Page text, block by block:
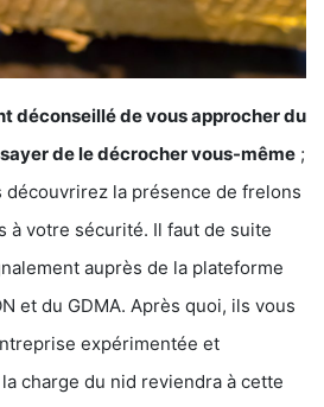
déconseillé de vous approcher du
de le décrocher vous-même ;
découvrirez la présence de frelons
à votre sécurité. Il faut de suite
auprès de la plateforme
et du GDMA. Après quoi, ils vous
expérimentée et
charge du nid reviendra à cette